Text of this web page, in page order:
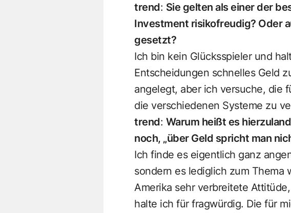
trend: Sie gelten als einer der
Investment risikofreudig? Oder
gesetzt?
Ich bin kein Glücksspieler und
Entscheidungen schnelles Geld
angelegt, aber ich versuche, die
die verschiedenen Systeme zu
trend: Warum heißt es
noch, „über Geld spricht man
Ich finde es eigentlich ganz
sondern es lediglich zum Thema
Amerika sehr verbreitete
halte ich für fragwürdig. Die für